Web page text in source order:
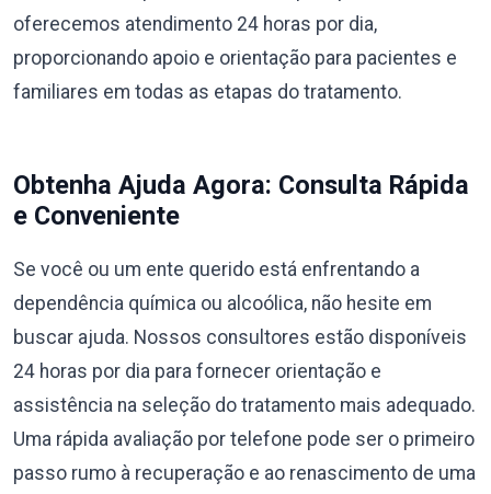
oferecemos atendimento 24 horas por dia,
proporcionando apoio e orientação para pacientes e
familiares em todas as etapas do tratamento.
Obtenha Ajuda Agora: Consulta Rápida
e Conveniente
Se você ou um ente querido está enfrentando a
dependência química ou alcoólica, não hesite em
buscar ajuda. Nossos consultores estão disponíveis
24 horas por dia para fornecer orientação e
assistência na seleção do tratamento mais adequado.
Uma rápida avaliação por telefone pode ser o primeiro
passo rumo à recuperação e ao renascimento de uma